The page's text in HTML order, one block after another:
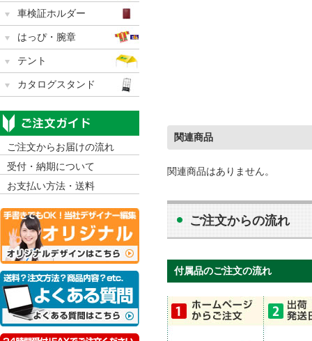
関連商品
関連商品はありません。
ご注文からの流れ
付属品のご注文の流れ
車検証ホルダー
はっぴ・腕章
テント
カタログスタンド
ご注文からお届けの流れ
受付・納期について
お支払い方法・送料